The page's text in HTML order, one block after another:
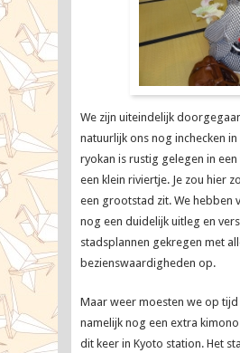
We zijn uiteindelijk
natuurlijk ons nog inchecken in
ryokan is rustig gelegen in
een klein riviertje. Je zou hier
een grootstad zit. We hebben
nog een duidelijk uitleg en
stadsplannen gekregen met
bezienswaardigheden op.
Maar weer moesten we op
namelijk nog een extra
dit keer in Kyoto station. Het